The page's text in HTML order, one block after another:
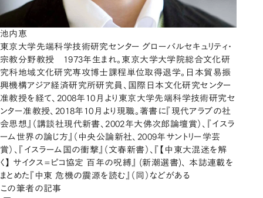
池内恵
東京大学先端科学技術研究センター グローバルセキュリティ・
宗教分野教授 1973年生まれ。東京大学大学院総合文化研
究科地域文化研究専攻博士課程単位取得退学。日本貿易振
興機構アジア経済研究所研究員、国際日本文化研究センター
准教授を経て、2008年10月より東京大学先端科学技術研究セ
ンター准教授、2018年10月より現職。著書に『現代アラブの社
会思想』（講談社現代新書、2002年大佛次郎論壇賞）、『イスラ
ーム世界の論じ方』（中央公論新社、2009年サントリー学芸
賞）、『イスラーム国の衝撃』（文春新書）、『【中東大混迷を解
く】 サイクス=ピコ協定 百年の呪縛』 (新潮選書)、 本誌連載を
まとめた『中東 危機の震源を読む』（同）などがある
この筆者の記事